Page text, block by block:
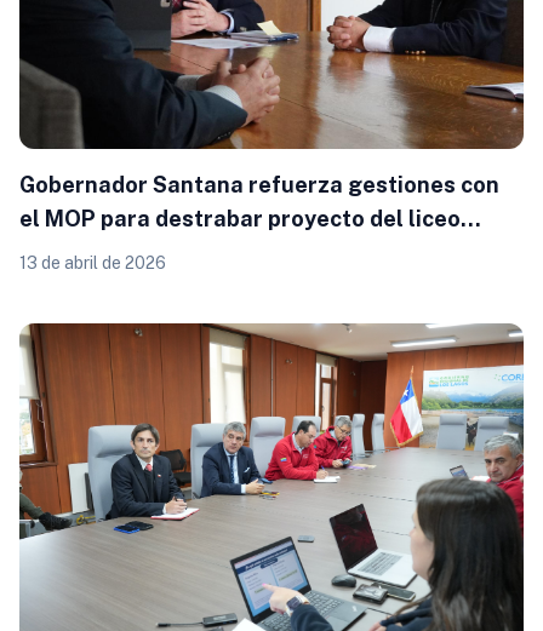
Gobernador Santana refuerza gestiones con
el MOP para destrabar proyecto del liceo
Carmela Carvajal de Osorno
13 de abril de 2026